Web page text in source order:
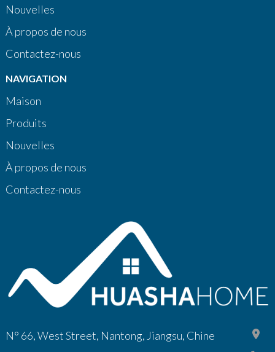
Nouvelles
À propos de nous
Contactez-nous
NAVIGATION
Maison
Produits
Nouvelles
À propos de nous
Contactez-nous
N° 66, West Street, Nantong, Jiangsu, Chine